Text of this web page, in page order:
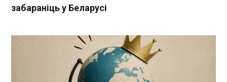
забараніць у Беларусі